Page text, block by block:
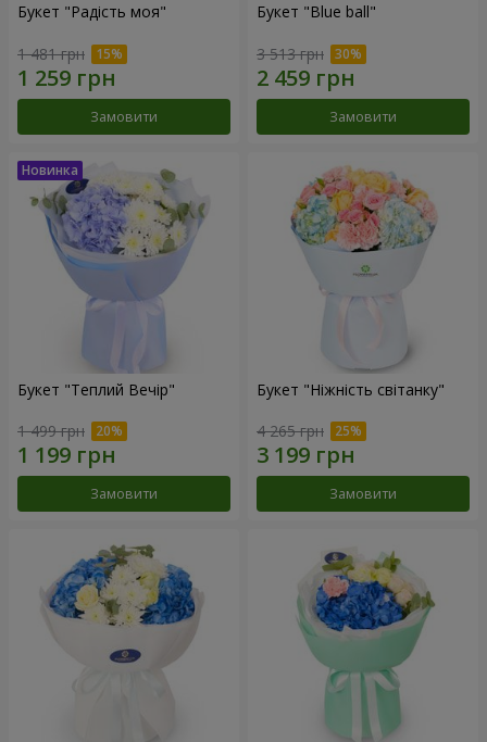
Букет "Радість моя"
1 481 грн
Замовити
Букет "Blue ball"
3 513 грн
Замовити
Букет "Теплий Вечір"
1 499 грн
Замовити
Букет "Ніжність світанку"
4 265 грн
Замовити